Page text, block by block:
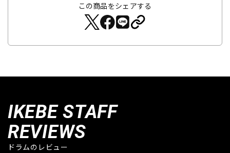
この商品をシェアする
IKEBE STAFF
REVIEWS
ドラムのレビュー